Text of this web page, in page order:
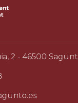
2 - 46500 Sagunt